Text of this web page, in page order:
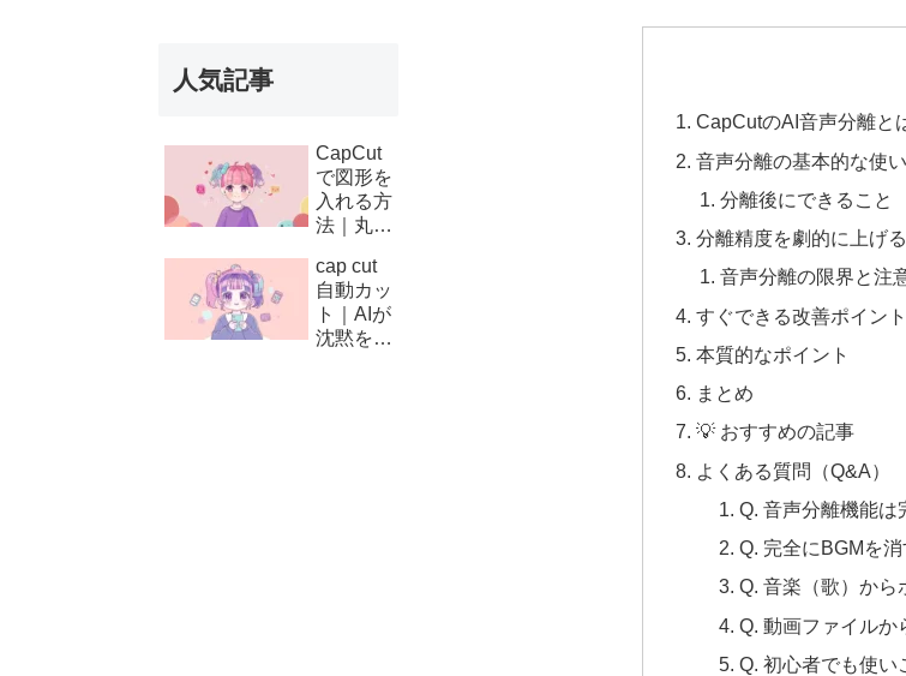
CapCutのAI音声分離と
音声分離の基本的な使
分離後にできること
分離精度を劇的に上げ
音声分離の限界と注
すぐできる改善ポイント
本質的なポイント
まとめ
💡 おすすめの記事
よくある質問（Q&A）
Q. 音声分離機能は
Q. 完全にBGMを
Q. 音楽（歌）から
Q. 動画ファイルか
Q. 初心者でも使い
人気記事
CapCut
で図形を
入れる方
法｜丸・
角の使い
方と編集
テクニッ
ク
cap cut
自動カッ
ト｜AIが
沈黙をカ